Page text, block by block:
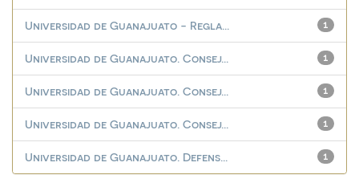
1
Universidad de Guanajuato - Regla...
1
Universidad de Guanajuato. Consej...
1
Universidad de Guanajuato. Consej...
1
Universidad de Guanajuato. Consej...
1
Universidad de Guanajuato. Defens...